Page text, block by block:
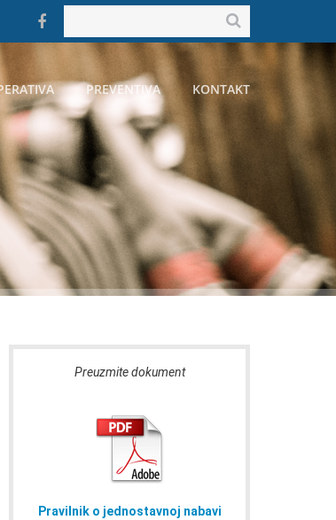
PREVENTIVA KONTAKT
Preuzmite dokument
Pravilnik o jednostavnoj nabavi